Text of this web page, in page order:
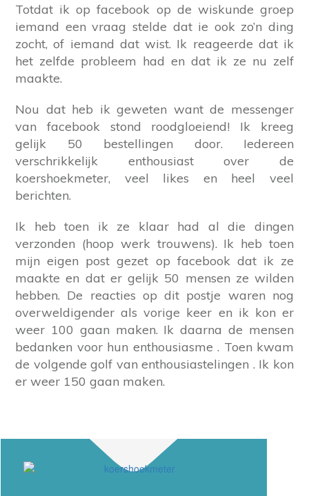
Totdat ik op facebook op de wiskunde groep
iemand een vraag stelde dat ie ook zo’n ding
zocht, of iemand dat wist. Ik reageerde dat ik
het zelfde probleem had en dat ik ze nu zelf
maakte.
Nou dat heb ik geweten want de messenger
van facebook stond roodgloeiend! Ik kreeg
gelijk 50 bestellingen door. Iedereen
verschrikkelijk enthousiast over de
koershoekmeter, veel likes en heel veel
berichten.
Ik heb toen ik ze klaar had al die dingen
verzonden (hoop werk trouwens). Ik heb toen
mijn eigen post gezet op facebook dat ik ze
maakte en dat er gelijk 50 mensen ze wilden
hebben. De reacties op dit postje waren nog
overweldigender als vorige keer en ik kon er
weer 100 gaan maken. Ik daarna de mensen
bedanken voor hun enthousiasme . Toen kwam
de volgende golf van enthousiastelingen . Ik kon
er weer 150 gaan maken.